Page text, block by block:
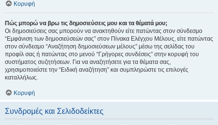
Κορυφή
Πώς μπορώ να βρω τις δημοσιεύσεις μου και τα θέματά μου;
Οι δημοσιεύσεις σας μπορούν να ανακτηθούν είτε πατώντας στον σύνδεσμο
“Εμφάνιση των δημοσιεύσεών σας” στον Πίνακα Ελέγχου Μέλους, είτε πατώντας
στον σύνδεσμο “Αναζήτηση δημοσιεύσεων μέλους” μέσω της σελίδας του
προφίλ σας ή πατώντας στο μενού “Γρήγορες συνδέσεις” στην κορυφή του
συστήματος συζητήσεων. Για να αναζητήσετε για τα θέματα σας,
χρησιμοποιείστε την “Ειδική αναζήτηση” και συμπληρώστε τις επιλογές
καταλλήλως.
Κορυφή
Συνδρομές και Σελιδοδείκτες